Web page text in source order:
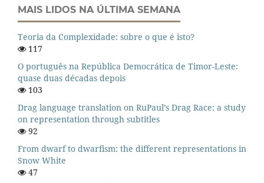
MAIS LIDOS NA ÚLTIMA SEMANA
Teoria da Complexidade: sobre o que é isto?
117
O português na República Democrática de Timor-Leste:
quase duas décadas depois
103
Drag language translation on RuPaul’s Drag Race: a study
on representation through subtitles
92
From dwarf to dwarfism: the different representations in
Snow White
47